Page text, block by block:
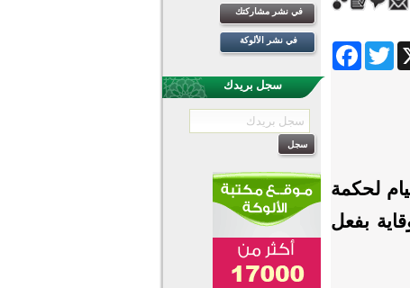
FacebookTwitter
لحكمة
بفعل
في نشر مشاركتك
في نشر الألوكة
سجل بريدك